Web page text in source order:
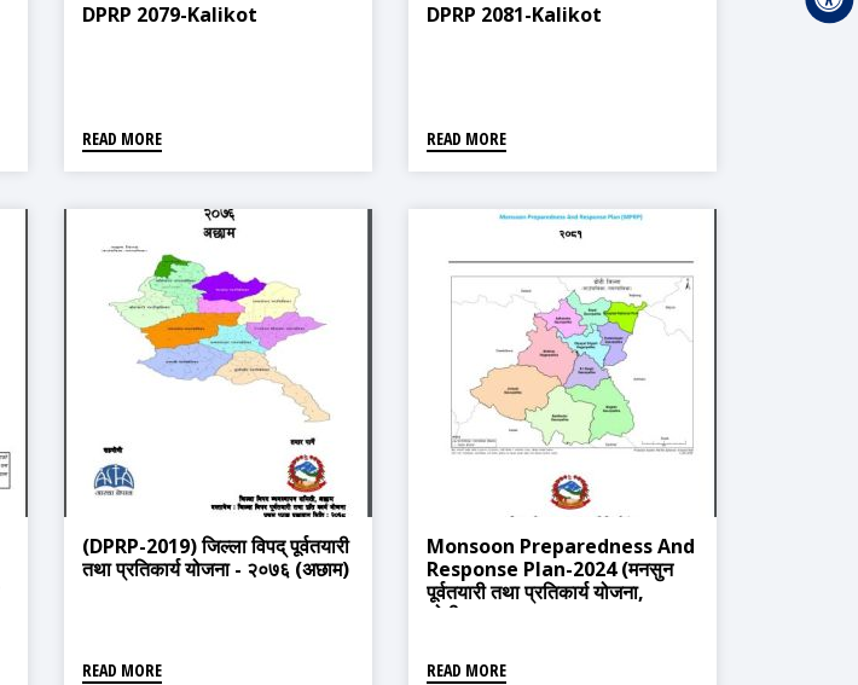
DPRP 2079-Kalikot
READ MORE
DPRP 2081-Kalikot
READ MORE
(DPRP-2019) जिल्ला विपद् पूर्वतयारी
तथा प्रतिकार्य योजना - २०७६ (अछाम)
READ MORE
Monsoon Preparedness And
Response Plan-2024 (मनसुन
पूर्वतयारी तथा प्रतिकार्य योजना,
डोटी-२०८१)
READ MORE